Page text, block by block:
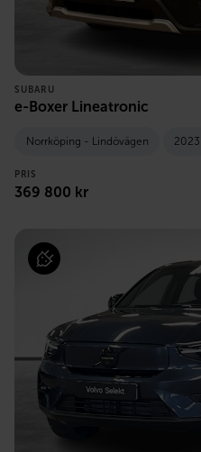
SUBARU
e-Boxer Lineatronic
Norrköping - Lindövägen 2023
PRIS
369 800 kr